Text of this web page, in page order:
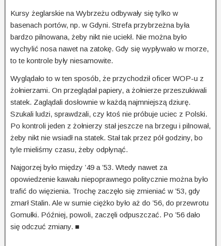
Kursy żeglarskie na Wybrzeżu odbywały się tylko w
basenach portów, np. w Gdyni. Strefa przybrzeżna była
bardzo pilnowana, żeby nikt nie uciekł. Nie można było
wychylić nosa nawet na zatokę. Gdy się wypływało w morze,
to te kontrole były niesamowite.
Wyglądało to w ten sposób, że przychodził oficer WOP-u z
żołnierzami. On przeglądał papiery, a żołnierze przeszukiwali
statek. Zaglądali dosłownie w każdą najmniejszą dziurę.
Szukali ludzi, sprawdzali, czy ktoś nie próbuje uciec z Polski.
Po kontroli jeden z żołnierzy stał jeszcze na brzegu i pilnował,
żeby nikt nie wsiadł na statek. Stał tak przez pół godziny, bo
tyle mieliśmy czasu, żeby odpłynąć.
Najgorzej było między ’49 a ’53. Wtedy nawet za
opowiedzenie kawału niepoprawnego politycznie można było
trafić do więzienia. Trochę zaczęło się zmieniać w ’53, gdy
zmarł Stalin. Ale w sumie ciężko było aż do ’56, do przewrotu
Gomułki. Później, powoli, zaczęli odpuszczać. Po ’56 dało
się odczuć zmiany. ■